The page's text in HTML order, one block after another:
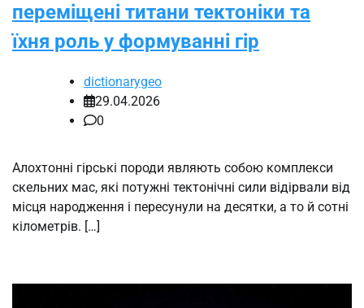
переміщені титани тектоніки та
їхня роль у формуванні гір
dictionarygeo
29.04.2026
0
Алохтонні гірські породи являють собою комплекси
скельних мас, які потужні тектонічні сили відірвали від
місця народження і пересунули на десятки, а то й сотні
кілометрів. […]